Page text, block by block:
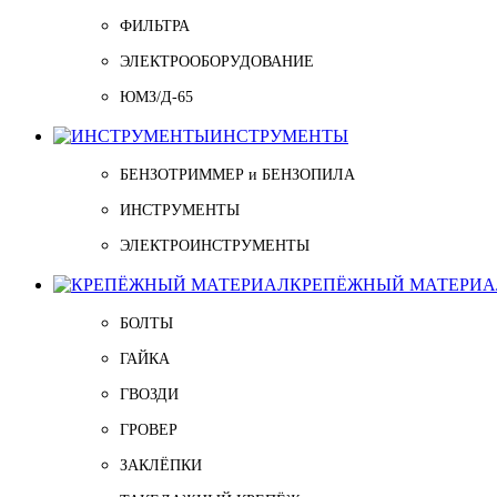
ФИЛЬТРА
ЭЛЕКТРООБОРУДОВАНИЕ
ЮМЗ/Д-65
ИНСТРУМЕНТЫ
БЕНЗОТРИММЕР и БЕНЗОПИЛА
ИНСТРУМЕНТЫ
ЭЛЕКТРОИНСТРУМЕНТЫ
КРЕПЁЖНЫЙ
БОЛТЫ
ГАЙКА
ГВОЗДИ
ГРОВЕР
ЗАКЛЁПКИ